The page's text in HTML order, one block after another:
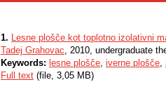
1. Lesne plošče kot toplotno izolativni
Tadej Grahovac, 2010, undergraduate
Keywords: lesne plošče, iverne plošče,
Full text (file, 3,05 MB)